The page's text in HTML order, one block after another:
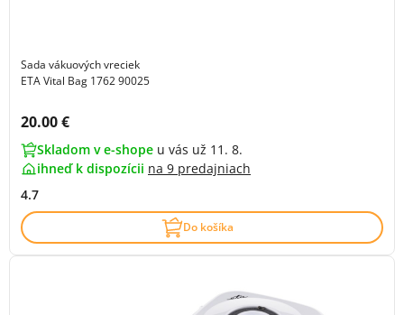
Sada vákuových vreciek
ETA Vital Bag 1762 90025
Cena s DPH:
20.00 €
Skladom v e-shope u vás už 11. 8.
ihneď k dispozícii na 9 predajniach
4.7
Do košíka